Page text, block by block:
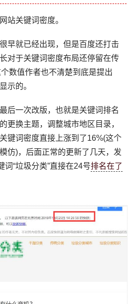
站关键词密度。
早就已经出现，但是百度还打击
对于关键词密度布局还停留在传
数值作者也不清楚到底是提出
示的。
后一次改版，也就是关键词排名
更换主题，调整城市地区目录，
键词密度直接上涨到了16%(这个
仿)，后面正常的更新了几天，发
词“垃圾分类”直接在24号排名在了